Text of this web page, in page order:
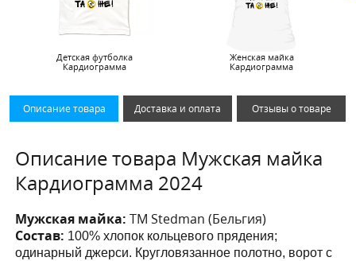
Детская футболка
Кардиограмма
Женская майка
Кардиограмма
Описание товара Доставка и оплата Отзывы о товаре
Описание товара Мужская майка
Кардиограмма 2024
Мужская майка:ТМ Stedman (Бельгия)
Состав: 100% хлопок кольцевого прядения;
одинарный джерси. Кругловязанное полотно, ворот с